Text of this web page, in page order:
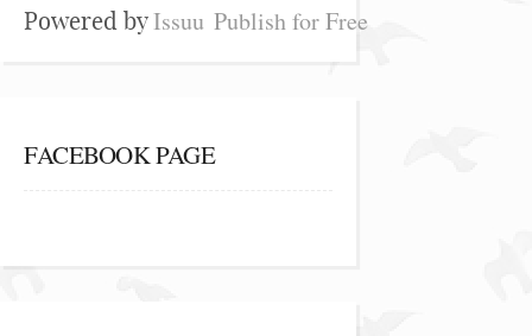
Powered byIssuu Publish for Free
FACEBOOK PAGE